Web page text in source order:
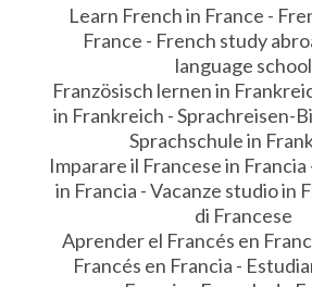
Learn French in France -
France - French study
language school
Französisch lernen in
in Frankreich - Sprachreisen-
Sprachschule in
Imparare il Francese in Francia
in Francia - Vacanze studio in
di Francese
Aprender el Francés en
Francés en Francia -